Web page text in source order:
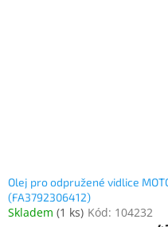
Olej pro odpružené vidlice
(FA3792306412)
Skladem (1 ks) Kód: 104232